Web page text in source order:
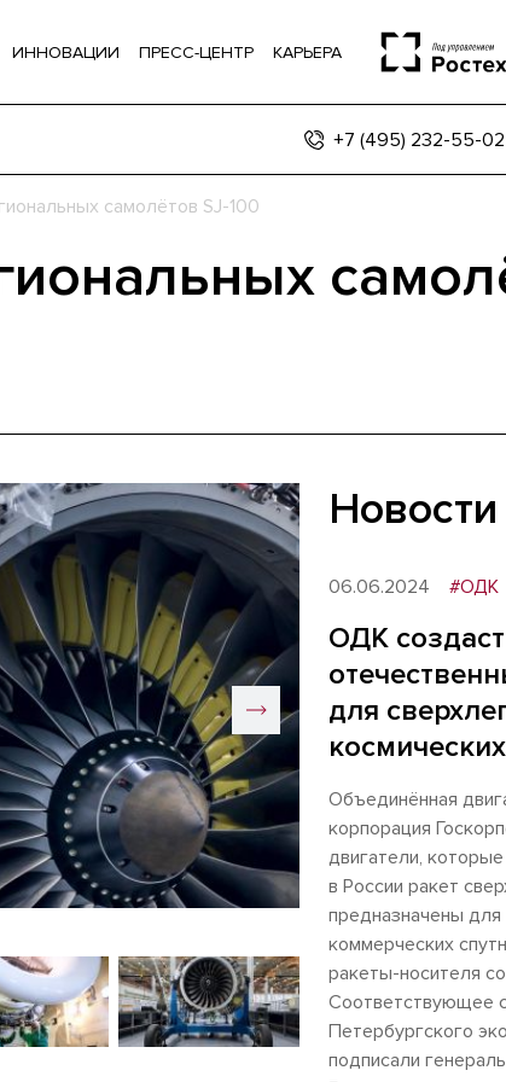
ИННОВАЦИИ ПРЕСС-ЦЕНТР КАРЬЕРА
+7 (495) 232-55-02
самолётов SJ-100
Cкачать оригинал
06.06.2024 #ОДК
ОДК
для
Объединённая
корпорация
двигатели,
в России ракет
предназначены
коммерческих
ракеты-носителя
Соответствующее
Петербургского
подписали